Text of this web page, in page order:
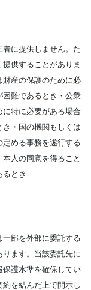
に提供しません。た
供することがありま
産の保護のために必
難であるとき・公衆
特に必要がある場合
・国の機関もしくは
める事務を遂行する
人の同意を得ること
とき
部を外部に委託する
ます。当該委託先に
護水準を確保してい
を結んだ上で開示し